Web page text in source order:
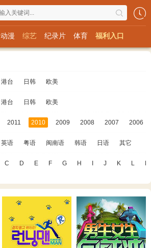
动漫 综艺 纪录片 体育 福利入口
港台 日韩 欧美
港台 日韩 欧美
2011 2010 2009 2008 2007 2006
英语 粤语 闽南语 韩语 日语 其它
C D E F G H J K L